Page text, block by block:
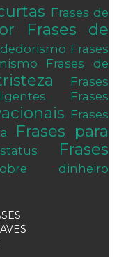
Frases de
Frases de
Frases
Frases de
Frases
Frases
Frases
Frases para
Frases
dinheiro